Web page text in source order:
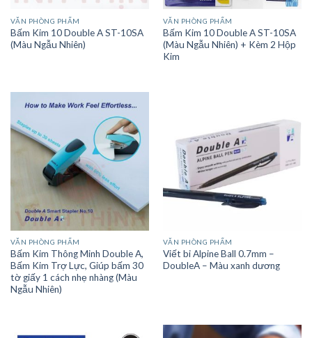
VĂN PHÒNG PHẨM
Bấm Kim 10 Double A ST-10SA
(Màu Ngẫu Nhiên)
VĂN PHÒNG PHẨM
Bấm Kim 10 Double A ST-10SA
(Màu Ngẫu Nhiên) + Kèm 2 Hộp
Kim
VĂN PHÒNG PHẨM
Bấm Kim Thông Minh Double A,
Bấm Kim Trợ Lực, Giúp bấm 30
tờ giấy 1 cách nhẹ nhàng (Màu
Ngẫu Nhiên)
VĂN PHÒNG PHẨM
Viết bi Alpine Ball 0.7mm –
DoubleA – Màu xanh dương